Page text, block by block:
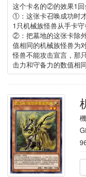
这个卡名的②的效果1回
①：这张卡召唤成功时
1只机械族怪兽从手卡守
②：把墓地的这张卡除
值相同的机械族怪兽为
怪兽不能攻击宣言，那
击力和守备力的数值相